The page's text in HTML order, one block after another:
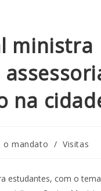
ministra
na
o mandato / Visitas
estudantes, com o